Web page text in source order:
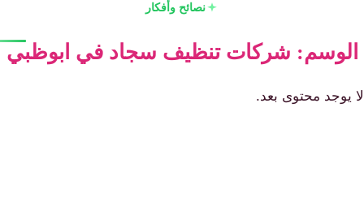
نصائح وأفكار
شركات تنظيف سجاد في ابوظبي
يوجد محتوى بعد.